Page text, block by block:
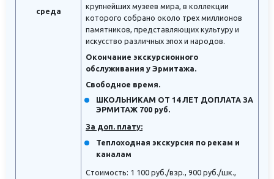
среда
крупнейших музеев мира, в коллекции
которого собрано около трех миллионов
памятников, представляющих культуру и
искусство различных эпох и народов.
Окончание экскурсионного
обслуживания у Эрмитажа.
Свободное время.
ШКОЛЬНИКАМ ОТ 14 ЛЕТ ДОПЛАТА ЗА
ЭРМИТАЖ 700 руб.
За доп. плату:
Теплоходная экскурсия по рекам и
каналам
Стоимость: 1 100 руб./взр., 900 руб./шк.,